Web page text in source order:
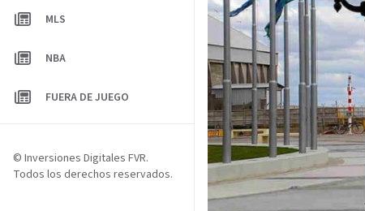
MLS
NBA
FUERA DE JUEGO
© Inversiones Digitales FVR.
Todos los derechos reservados.